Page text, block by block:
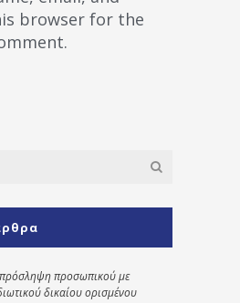
browser for the
προσωπικού με
δικαίου ορισμένου